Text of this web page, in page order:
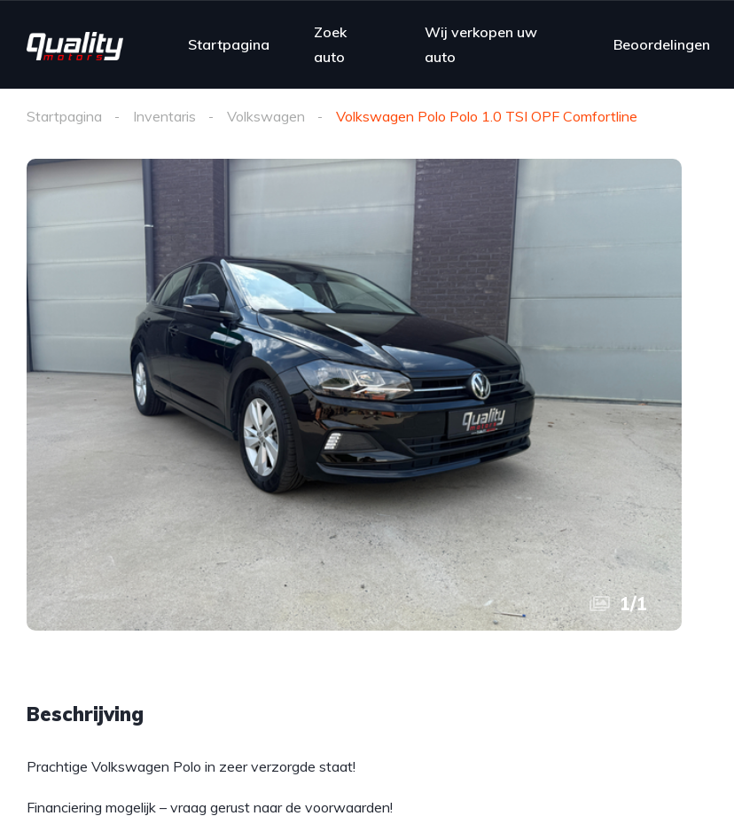
Startpagina
Zoek
auto
Wij verkopen uw
auto
Beoordelingen
Startpagina Inventaris Volkswagen Volkswagen Polo Polo 1.0 TSI OPF Comfortline
1/1
Beschrijving
Prachtige Volkswagen Polo in zeer verzorgde staat!
Financiering mogelijk – vraag gerust naar de voorwaarden!